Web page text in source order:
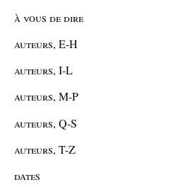
à vous de dire
auteurs, E-H
auteurs, I-L
auteurs, M-P
auteurs, Q-S
auteurs, T-Z
dates